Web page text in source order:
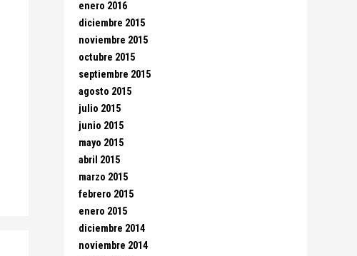
enero 2016
diciembre 2015
noviembre 2015
octubre 2015
septiembre 2015
agosto 2015
julio 2015
junio 2015
mayo 2015
abril 2015
marzo 2015
febrero 2015
enero 2015
diciembre 2014
noviembre 2014